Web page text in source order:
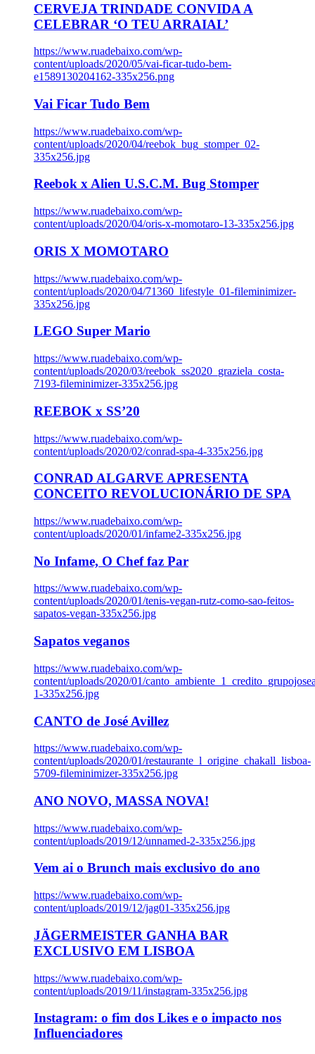
CERVEJA TRINDADE CONVIDA A
CELEBRAR ‘O TEU ARRAIAL’
https://www.ruadebaixo.com/wp-
content/uploads/2020/05/vai-ficar-tudo-bem-
e1589130204162-335x256.png
Vai Ficar Tudo Bem
https://www.ruadebaixo.com/wp-
content/uploads/2020/04/reebok_bug_stomper_02-
335x256.jpg
Reebok x Alien U.S.C.M. Bug Stomper
https://www.ruadebaixo.com/wp-
content/uploads/2020/04/oris-x-momotaro-13-335x256.jpg
ORIS X MOMOTARO
https://www.ruadebaixo.com/wp-
content/uploads/2020/04/71360_lifestyle_01-fileminimizer-
335x256.jpg
LEGO Super Mario
https://www.ruadebaixo.com/wp-
content/uploads/2020/03/reebok_ss2020_graziela_costa-
7193-fileminimizer-335x256.jpg
REEBOK x SS’20
https://www.ruadebaixo.com/wp-
content/uploads/2020/02/conrad-spa-4-335x256.jpg
CONRAD ALGARVE APRESENTA
CONCEITO REVOLUCIONÁRIO DE SPA
https://www.ruadebaixo.com/wp-
content/uploads/2020/01/infame2-335x256.jpg
No Infame, O Chef faz Par
https://www.ruadebaixo.com/wp-
content/uploads/2020/01/tenis-vegan-rutz-como-sao-feitos-
sapatos-vegan-335x256.jpg
Sapatos veganos
https://www.ruadebaixo.com/wp-
content/uploads/2020/01/
1-335x256.jpg
CANTO de José Avillez
https://www.ruadebaixo.com/wp-
content/uploads/2020/01/restaurante_l_origine_chakall_lisboa-
5709-fileminimizer-335x256.jpg
ANO NOVO, MASSA NOVA!
https://www.ruadebaixo.com/wp-
content/uploads/2019/12/unnamed-2-335x256.jpg
Vem ai o Brunch mais exclusivo do ano
https://www.ruadebaixo.com/wp-
content/uploads/2019/12/jag01-335x256.jpg
JÄGERMEISTER GANHA BAR
EXCLUSIVO EM LISBOA
https://www.ruadebaixo.com/wp-
content/uploads/2019/11/instagram-335x256.jpg
Instagram: o fim dos Likes e o impacto nos
Influenciadores